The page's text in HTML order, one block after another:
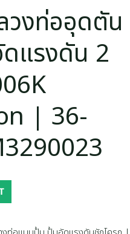
วงท่ออุดตัน
แรงดัน 2
| 36-